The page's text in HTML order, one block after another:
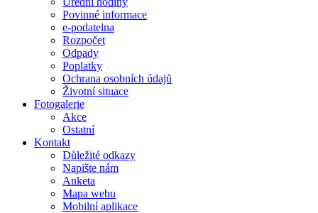
Povinné informace
e-podatelna
Rozpočet
Odpady
Poplatky
Ochrana osobních údajů
Životní situace
Fotogalerie
Akce
Ostatní
Kontakt
Důležité odkazy
Napište nám
Anketa
Mapa webu
Mobilní aplikace